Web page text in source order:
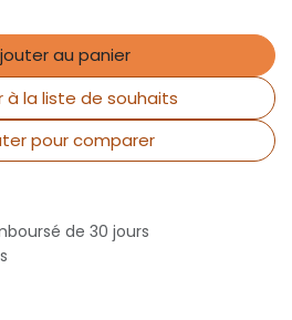
au panier
pour comparer
à la liste de souhaits
de 30 jours